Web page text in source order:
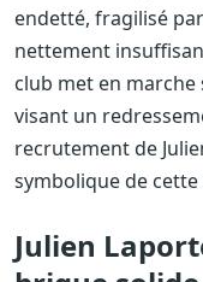
endetté, fragilisé
nettement
club met en
visant un
recrutement de
symbolique de cette
Julien